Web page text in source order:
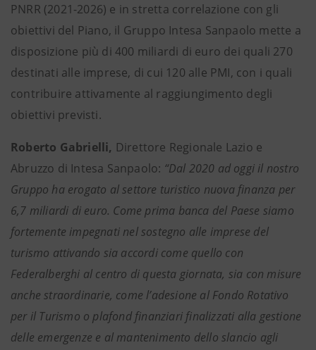
PNRR (2021-2026) e in stretta correlazione con gli
obiettivi del Piano, il Gruppo Intesa Sanpaolo mette a
disposizione più di 400 miliardi di euro dei quali 270
destinati alle imprese, di cui 120 alle PMI, con i quali
contribuire attivamente al raggiungimento degli
obiettivi previsti.
Roberto Gabrielli, Direttore Regionale Lazio e
Abruzzo di Intesa Sanpaolo: “Dal 2020 ad oggi il nostro
Gruppo ha erogato al settore turistico nuova finanza per
6,7 miliardi di euro. Come prima banca del Paese siamo
fortemente impegnati nel sostegno alle imprese del
turismo attivando sia accordi come quello con
Federalberghi al centro di questa giornata, sia con misure
anche straordinarie, come l’adesione al Fondo Rotativo
per il Turismo o plafond finanziari finalizzati alla gestione
delle emergenze e al mantenimento dello slancio agli